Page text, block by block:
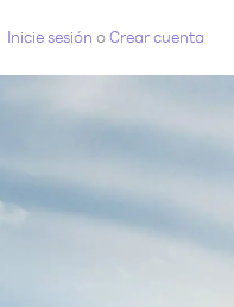
Inicie sesión oCrear cuenta